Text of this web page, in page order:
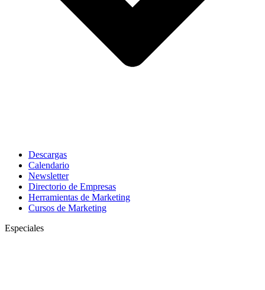
Descargas
Calendario
Newsletter
Directorio de Empresas
Herramientas de Marketing
Cursos de Marketing
Especiales